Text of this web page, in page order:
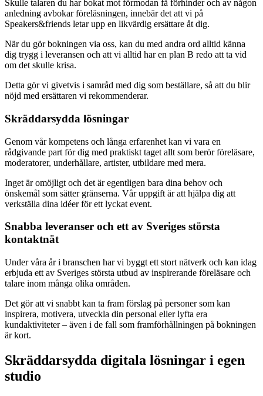
Skulle talaren du har bokat mot förmodan få förhinder och av någon
anledning avbokar föreläsningen, innebär det att vi på
Speakers&friends letar upp en likvärdig ersättare åt dig.
När du gör bokningen via oss, kan du med andra ord alltid känna
dig trygg i leveransen och att vi alltid har en plan B redo att ta vid
om det skulle krisa.
Detta gör vi givetvis i samråd med dig som beställare, så att du blir
nöjd med ersättaren vi rekommenderar.
Skräddarsydda lösningar
Genom vår kompetens och långa erfarenhet kan vi vara en
rådgivande part för dig med praktiskt taget allt som berör föreläsare,
moderatorer, underhållare, artister, utbildare med mera.
Inget är omöjligt och det är egentligen bara dina behov och
önskemål som sätter gränserna. Vår uppgift är att hjälpa dig att
verkställa dina idéer för ett lyckat event.
Snabba leveranser och ett av Sveriges största
kontaktnät
Under våra år i branschen har vi byggt ett stort nätverk och kan idag
erbjuda ett av Sveriges största utbud av inspirerande föreläsare och
talare inom många olika områden.
Det gör att vi snabbt kan ta fram förslag på personer som kan
inspirera, motivera, utveckla din personal eller lyfta era
kundaktiviteter – även i de fall som framförhållningen på bokningen
är kort.
Skräddarsydda digitala lösningar i egen
studio